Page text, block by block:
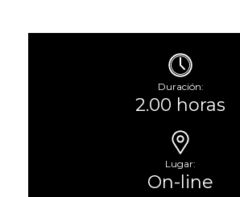
Duración:
2.00 horas
Lugar:
On-line